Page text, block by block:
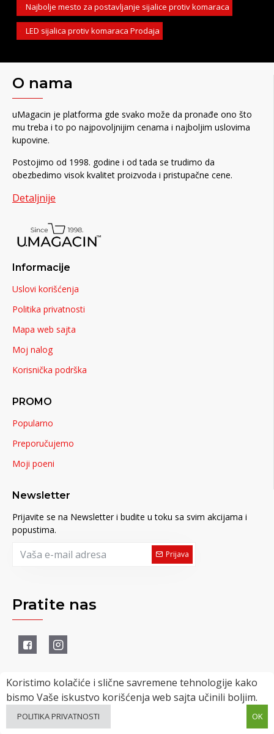
Najbolje mesto za postavljanje sijalice protiv komaraca
LED sijalica protiv komaraca Prodaja
O nama
uMagacin je platforma gde svako može da pronađe ono što
mu treba i to po najpovoljnijim cenama i najboljim uslovima
kupovine.
Postojimo od 1998. godine i od tada se trudimo da
obezbedimo visok kvalitet proizvoda i pristupačne cene.
Detaljnije
Informacije
Uslovi korišćenja
Politika privatnosti
Mapa web sajta
Moj nalog
Korisnička podrška
PROMO
Popularno
Preporučujemo
Moji poeni
Newsletter
Prijavite se na Newsletter i budite u toku sa svim akcijama i
popustima.
Prijava
Pratite nas
Powered by uMagacin Team © 2022
univerzalnimagacin.com
OK
Koristimo kolačiće i slične savremene tehnologije kako
bismo Vaše iskustvo korišćenja web sajta učinili boljim.
POLITIKA PRIVATNOSTI
FILTER